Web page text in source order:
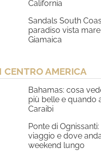
California
Sandals South
paradiso vista
Giamaica
CENTRO AMERICA
Bahamas: cosa
più belle e quando
Caraibi
Ponte di
viaggio e dove
weekend lungo